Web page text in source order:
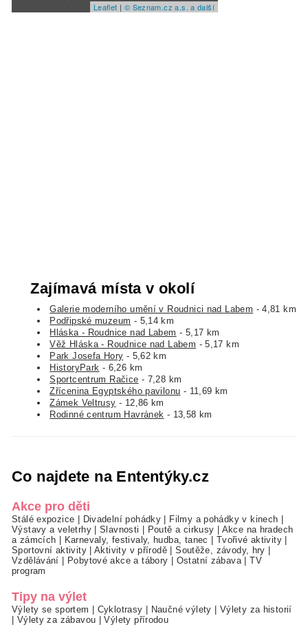
Leaflet | © Seznam.cz a.s. a další
Zajímavá místa v okolí
Galerie moderního umění v Roudnici nad Labem - 4,81 km
Podřipské muzeum - 5,14 km
Hláska - Roudnice nad Labem - 5,17 km
Věž Hláska - Roudnice nad Labem - 5,17 km
Park Josefa Hory - 5,62 km
HistoryPark - 6,26 km
Sportcentrum Račice - 7,28 km
Zřícenina Egyptského pavilonu - 11,69 km
Zámek Veltrusy - 12,86 km
Rodinné centrum Havránek - 13,58 km
Co najdete na Ententýky.cz
Akce pro děti
Stálé expozice Divadelní pohádky Filmy a pohádky v kinech
Výstavy a veletrhy|Slavnosti Poutě a cirkusy
Akce na hradech
a zámcích
Karnevaly, festivaly, hudba, tanec Tvořivé aktivity
Sportovní aktivity|Aktivity v přírodě |Soutěže, závody, hry
Vzdělávání
Pobytové akce a tábory Ostatní zábava|TV
program
Tipy na výlet
Výlety se sportem Cyklotrasy Naučné výlety
Výlety za historií
Výlety za zábavou |Výlety přírodou